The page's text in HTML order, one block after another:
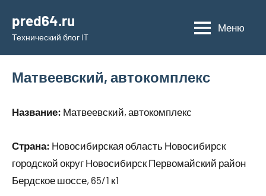
содержимому
pred64.ru
Технический блог IT
Меню
Матвеевский, автокомплекс
Название: Матвеевский, автокомплекс
Страна: Новосибирская область Новосибирск
городской округ Новосибирск Первомайский район
Бердское шоссе, 65/1 к1